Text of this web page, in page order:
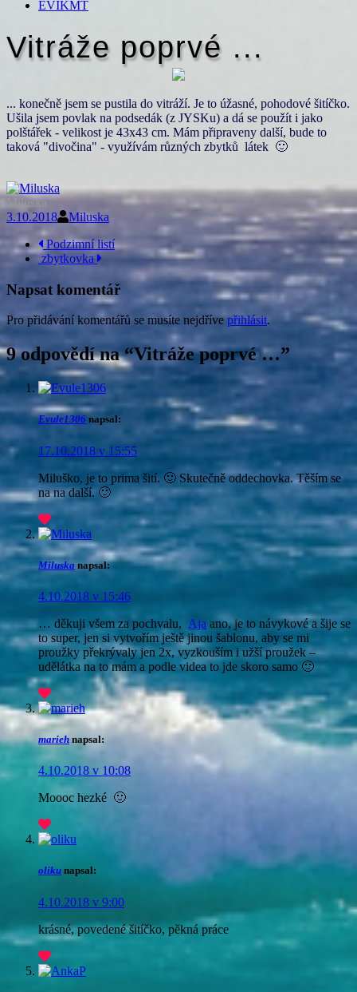
EVIKMT
Vitráže poprvé ...
... konečně jsem se pustila do vitráží. Je to úžasné, pohodové šitíčko.
Ušila jsem povlak na podsedák (z JYSKu) a dá se použít i jako
polštářek - velikost je 43x43 cm. Mám připraveny další, bude to
taková "divočina" - využívám různých zbytků látek 🙂
Miluska
3.10.2018
Miluska
Navigace
příspěvku
Podzimní listí
zbytkovka
Napsat komentář
Pro přidávání komentářů se musíte nejdřívepřihlásit.
9 odpovědí na “Vitráže poprvé …”
Evule1306 napsal:
17.10.2018 v 15:55
Miluško, je to prima šití. 🙂 Skutečně oddechovka. Těším se
na na další. 🙂
Miluska napsal:
4.10.2018 v 15:46
… děkuji všem za pochvalu, Aja ano, je to návykové a šije se
to super, jen si vytvořím ještě jinou šablonu, aby se mi
proužky překrývaly jen 2x, vyzkouším i užší proužek –
udělátka na to mám a podle videa to jde skoro samo 🙂
marieh napsal:
4.10.2018 v 10:08
Moooc hezké 🙂
oliku napsal:
4.10.2018 v 9:00
krásné, povedené šitíčko, pěkná práce